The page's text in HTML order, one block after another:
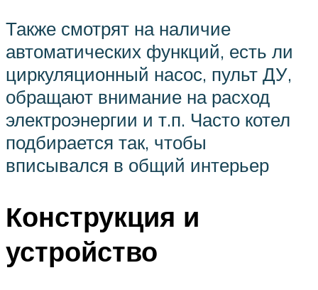
Также смотрят на наличие
автоматических функций, есть ли
циркуляционный насос, пульт ДУ,
обращают внимание на расход
электроэнергии и т.п. Часто котел
подбирается так, чтобы
вписывался в общий интерьер
Конструкция и
устройство